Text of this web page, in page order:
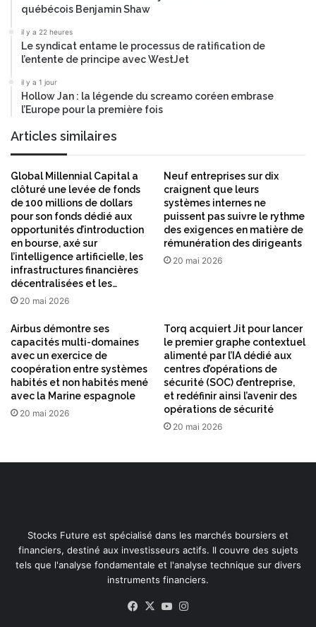
québécois Benjamin Shaw
il y a 22 heures
Le syndicat entame le processus de ratification de
l’entente de principe avec WestJet
il y a 1 jour
Hollow Jan : la légende du screamo coréen embrase
l’Europe pour la première fois
Articles similaires
Global Millennial Capital a
clôturé une levée de fonds
de 100 millions de dollars
pour son fonds dédié aux
opportunités d’introduction
en bourse, axé sur
l’intelligence artificielle, les
infrastructures financières
décentralisées et les…
20 mai 2026
Neuf entreprises sur dix
craignent que leurs
systèmes internes ne
puissent pas suivre le rythme
des exigences en matière de
rémunération des dirigeants
20 mai 2026
Airbus démontre ses
capacités multi-domaines
avec un exercice de
coopération entre systèmes
habités et non habités mené
avec la Marine espagnole
20 mai 2026
Torq acquiert Jit pour lancer
le premier graphe contextuel
alimenté par l’IA dédié aux
centres d’opérations de
sécurité (SOC) d’entreprise,
et redéfinir ainsi l’avenir des
opérations de sécurité
20 mai 2026
Stocks Future est spécialisé dans les marchés boursiers et
financiers, destiné aux investisseurs actifs. Il couvre des sujets
tels que l'analyse fondamentale et l'analyse technique sur divers
instruments financiers.
Facebook
X YouTube